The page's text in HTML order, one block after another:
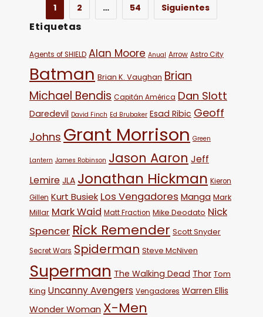
1 2 … 54 Siguientes
Etiquetas
Agents of SHIELD Alan Moore Anual Arrow Astro City
Batman Brian K. Vaughan Brian
Michael Bendis Capitán América Dan Slott
Daredevil David Finch Ed Brubaker Esad Ribic Geoff
Johns Grant Morrison Green
Lantern James Robinson Jason Aaron Jeff
Lemire JLA Jonathan Hickman Kieron
Gillen Kurt Busiek Los Vengadores Manga Mark
Millar Mark Waid Matt Fraction Mike Deodato Nick
Spencer Rick Remender Scott Snyder
Secret Wars Spiderman Steve McNiven
Superman The Walking Dead Thor Tom
King Uncanny Avengers Vengadores Warren Ellis
Wonder Woman X-Men